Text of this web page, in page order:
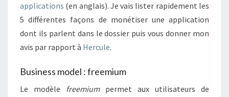
applications (en anglais). Je vais lister rapidement les
5 différentes façons de monétiser une application
dont ils parlent dans le dossier puis vous donner mon
avis par rapport à Hercule.
Business model : freemium
Le modèle freemiumpermet aux utilisateurs de